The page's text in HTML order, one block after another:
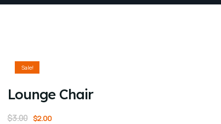
Sale!
Lounge Chair
$3.00 $2.00